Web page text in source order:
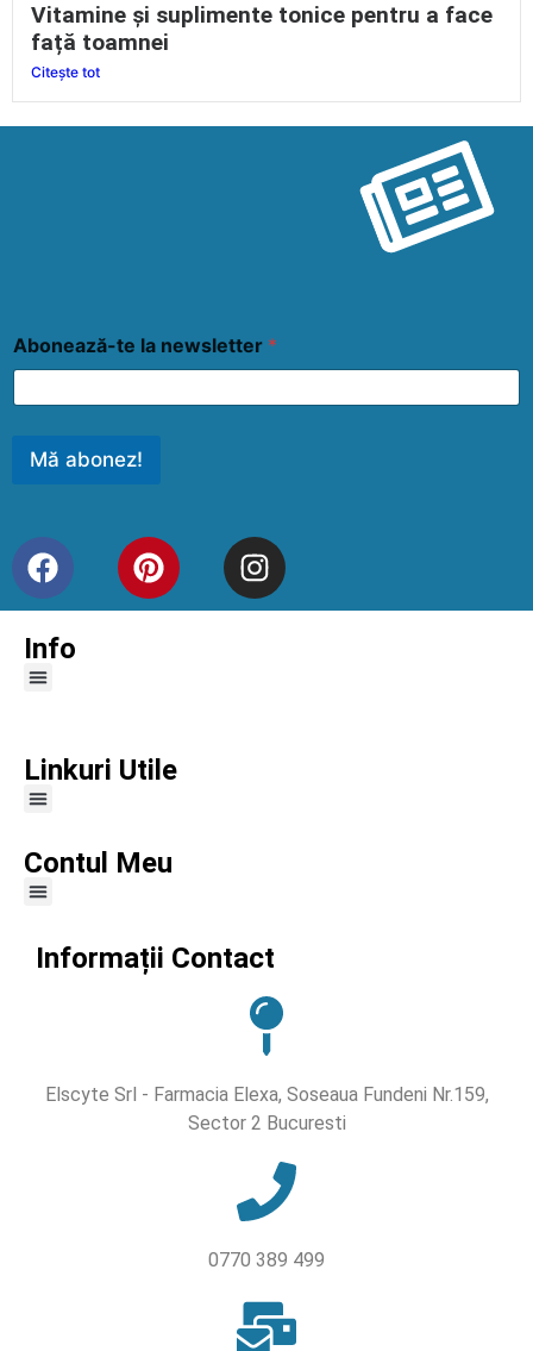
Vitamine și suplimente tonice pentru a face
față toamnei
Citește tot
Abonează-te la newsletter *
Mă abonez!
Info
Linkuri Utile
Contul Meu
Informații Contact
Elscyte Srl - Farmacia Elexa, Soseaua Fundeni Nr.159,
Sector 2 Bucuresti
0770 389 499